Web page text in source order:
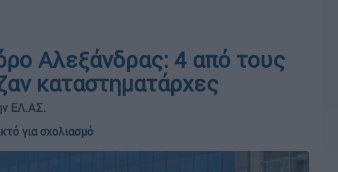
Αλεξάνδρας: 4 από τους
καταστηματάρχες
ΕΛ.ΑΣ.
για σχολιασμό